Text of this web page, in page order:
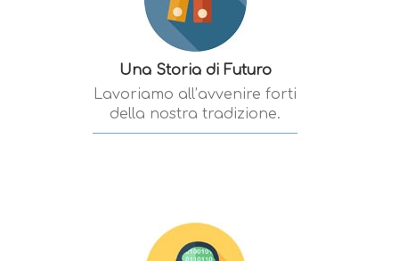
Una Storia di Futuro
Lavoriamo all’avvenire forti
della nostra tradizione.